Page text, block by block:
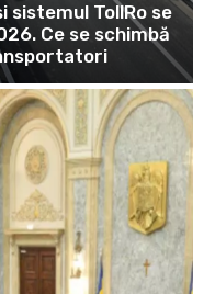
TollRo se
Ce se schimbă